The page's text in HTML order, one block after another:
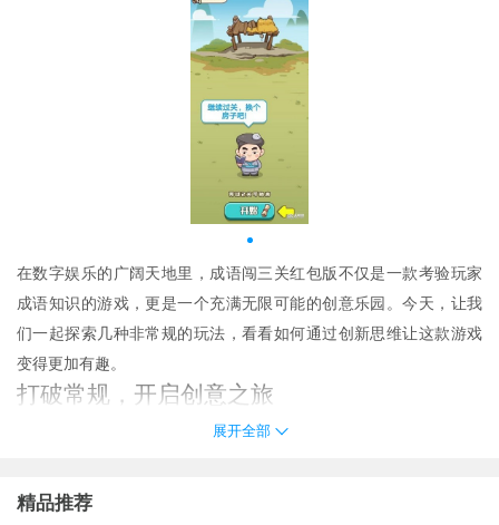
在数字娱乐的广阔天地里， 成语闯三关红包版不仅是一款考验玩家
成语知识的游戏，更是一个充满无限可能的创意乐园。今天，让我
们一起探索几种非常规的玩法，看看如何通过创新思维让这款游戏
变得更加有趣。
打破常规，开启创意之旅
首先，我们要做的就是跳出既定框架，用全新的视角去体验游戏。
背后的故事。比如，在遇到“一鸣惊人”这个成语时，可以暂停游戏，
展开全部
精品推荐